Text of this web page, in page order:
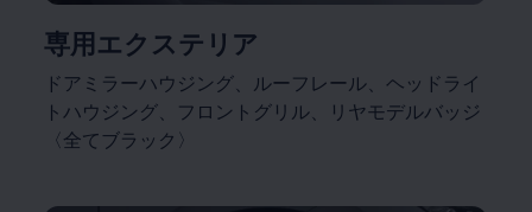
専用エクステリア
ドアミラーハウジング、ルーフレール、ヘッドライ
トハウジング、フロントグリル、リヤモデルバッジ
〈全てブラック〉